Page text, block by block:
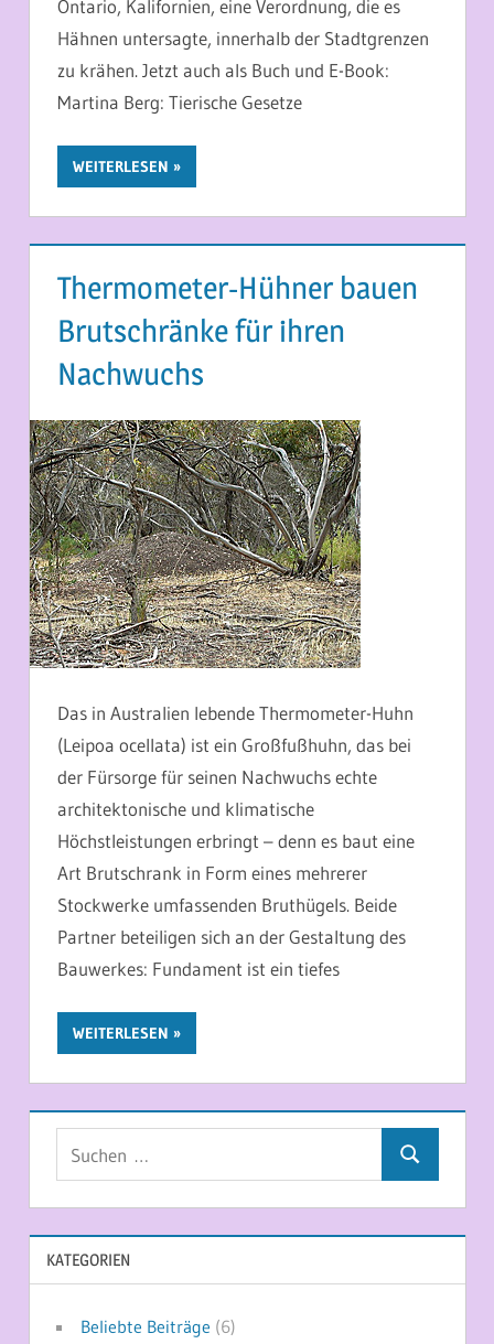
Ontario, Kalifornien, eine Verordnung, die es
Hähnen untersagte, innerhalb der Stadtgrenzen
zu krähen. Jetzt auch als Buch und E-Book:
Martina Berg: Tierische Gesetze
WEITERLESEN
Thermometer-Hühner bauen
Brutschränke für ihren
Nachwuchs
20. MÄRZ 2013
MARTINA BERG
Das in Australien lebende Thermometer-Huhn
(Leipoa ocellata) ist ein Großfußhuhn, das bei
der Fürsorge für seinen Nachwuchs echte
architektonische und klimatische
Höchstleistungen erbringt – denn es baut eine
Art Brutschrank in Form eines mehrerer
Stockwerke umfassenden Bruthügels. Beide
Partner beteiligen sich an der Gestaltung des
Bauwerkes: Fundament ist ein tiefes
WEITERLESEN
Suchen
KATEGORIEN
Beliebte Beiträge (6)